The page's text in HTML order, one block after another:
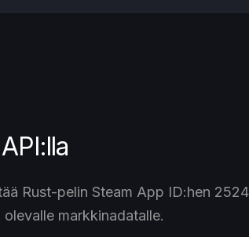
Rust-pelin Steam App ID:hen
markkinadatalle.